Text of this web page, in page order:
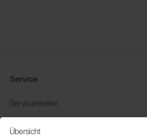
Service
Servicestellen
Produkt-Demo buchen
Garantie und Rückgabe
Übersicht